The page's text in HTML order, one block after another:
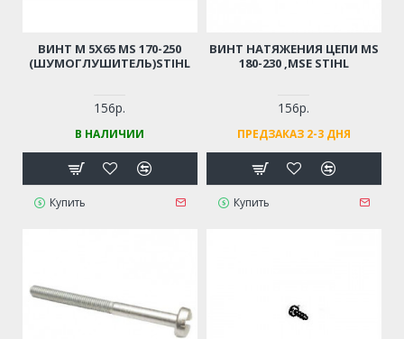
ВИНТ М 5Х65 MS 170-250
(ШУМОГЛУШИТЕЛЬ)STIHL
156р.
В НАЛИЧИИ
Купить
ВИНТ НАТЯЖЕНИЯ ЦЕПИ MS
180-230 ,MSE STIHL
156р.
ПРЕДЗАКАЗ 2-3 ДНЯ
Купить